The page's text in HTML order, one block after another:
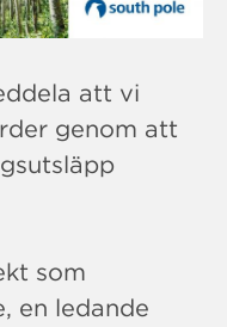
att vi
genom att
som
en ledande